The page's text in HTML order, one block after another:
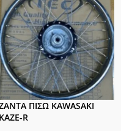
ΠΙΣΩ KAWASAKI
KAZE-R